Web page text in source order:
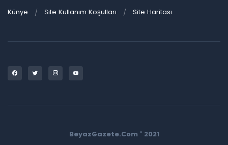
Künye Site Kullanım Koşulları Site Haritası
BeyazGazete.Com ' 2021